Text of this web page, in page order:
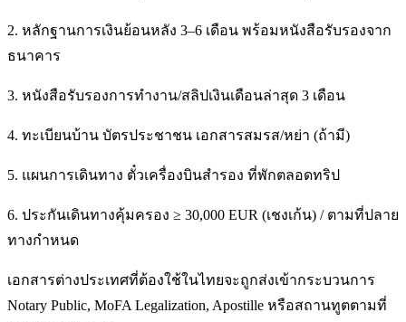
2. หลักฐานการเงินย้อนหลัง 3–6 เดือน พร้อมหนังสือรับรองจาก
ธนาคาร
3. หนังสือรับรองการทำงาน/สลิปเงินเดือนล่าสุด 3 เดือน
4. ทะเบียนบ้าน บัตรประชาชน เอกสารสมรส/หย่า (ถ้ามี)
5. แผนการเดินทาง ตั๋วเครื่องบินสำรอง ที่พักตลอดทริป
6. ประกันเดินทางคุ้มครอง ≥ 30,000 EUR (เชงเก้น) / ตามที่ปลาย
ทางกำหนด
เอกสารต่างประเทศที่ต้องใช้ในไทยจะถูกส่งเข้ากระบวนการ
Notary Public, MoFA Legalization, Apostille หรือสถานทูตตามที่